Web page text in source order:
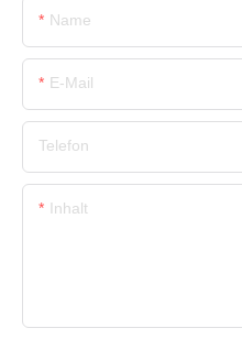
Name
E-Mail
Telefon
Inhalt